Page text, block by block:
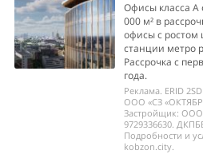
Офисы класса А
000 м² в
офисы с ростом
станции метро
Рассрочка с
года.
Реклама. ERID
ООО «СЗ
Застройщик:
9729336630.
Подробности и
kobzon.city.